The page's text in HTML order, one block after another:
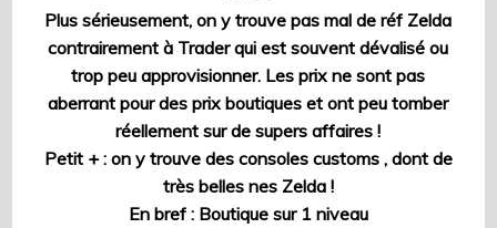
Plus sérieusement, on y trouve pas mal de réf Zelda
contrairement à Trader qui est souvent dévalisé ou
trop peu approvisionner. Les prix ne sont pas
aberrant pour des prix boutiques et ont peu tomber
réellement sur de supers affaires !
Petit + : on y trouve des consoles customs , dont de
très belles nes Zelda !
En bref : Boutique sur 1 niveau